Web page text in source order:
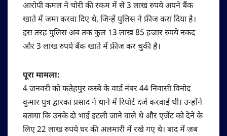
आरोपी कमल ने चोरी की रकम में से 3 लाख रुपये अपने बैंक
खाते में जमा करवा दिए थे, जिन्हें पुलिस ने फ्रीज करा दिया है।
इस तरह पुलिस अब तक कुल 13 लाख 85 हजार रुपये नकद
और 3 लाख रुपये बैंक खाते में फ्रीज कर चुकी है।
पूरा मामला:
4 जनवरी को फतेहपुर कस्बे के वार्ड नंबर 44 निवासी विनोद
कुमार पुत्र द्वारका प्रसाद ने थाने में रिपोर्ट दर्ज करवाई थी। उन्होंने
बताया कि उनके दो भाई इटली जाने वाले थे और एजेंट को देने के
लिए 22 लाख रुपये घर की अलमारी में रखे गए थे। बाद में जब